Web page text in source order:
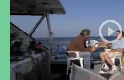
ACTUALITÉS
A PROPOS DE NOUS
À LA